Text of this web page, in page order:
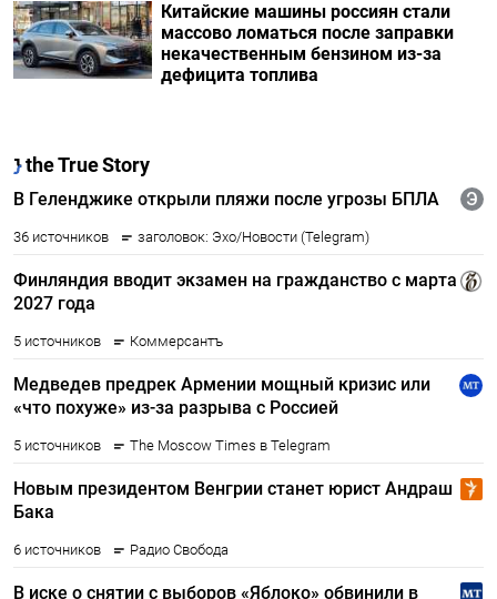
Китайские машины россиян стали
массово ломаться после заправки
некачественным бензином из-за
дефицита топлива